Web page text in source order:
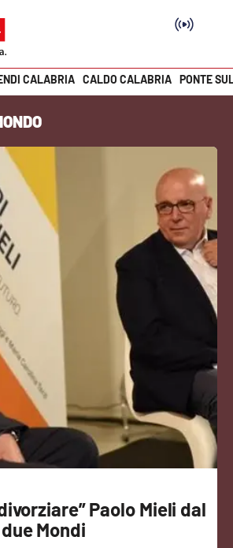
CALABRIA CALDO CALABRIA PONTE
Paolo Mieli dal
Mondi